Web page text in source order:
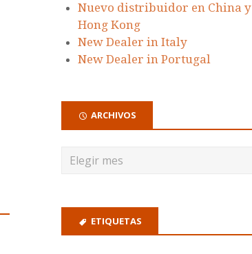
Nuevo distribuidor en China y
Hong Kong
New Dealer in Italy
New Dealer in Portugal
ARCHIVOS
ETIQUETAS